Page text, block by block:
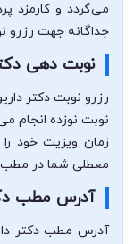
می‌گردد و کارمزد
جداگانه جهت رزرو
نوبت دهی
رزرو نوبت دکتر
نوبت نوزده انجام
زمان ویزیت خود
معطلی شما در مطب
آدرس مطب
آدرس مطب دکتر